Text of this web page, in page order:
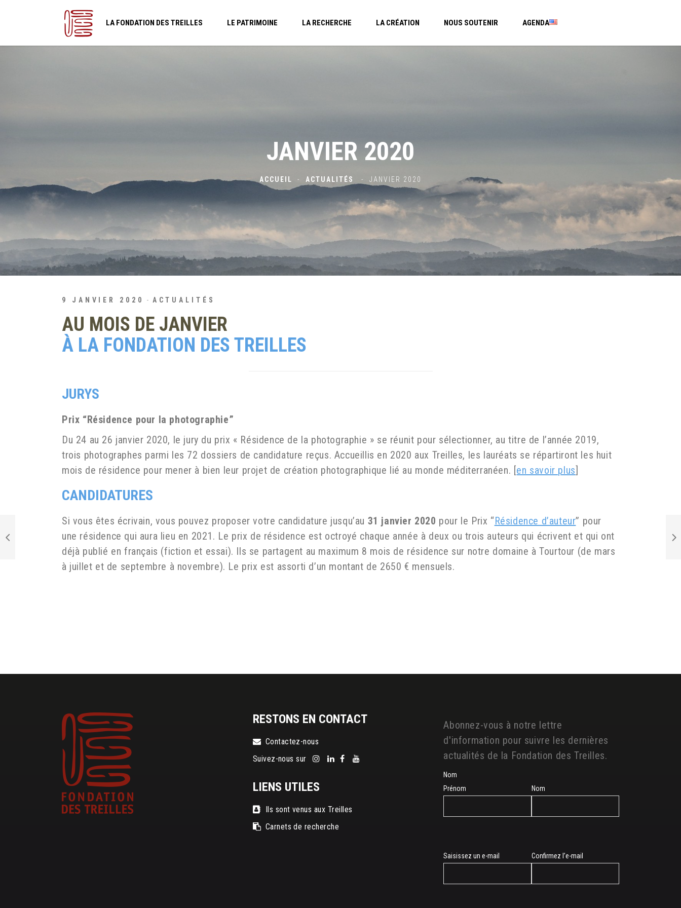
LA FONDATION DES TREILLES LE PATRIMOINE LA RECHERCHE LA CRÉATION NOUS SOUTENIR AGENDA
JANVIER 2020
ACCUEIL - ACTUALITÉS - JANVIER 2020
9 JANVIER 2020 ACTUALITÉS
AU MOIS DE JANVIER
À LA FONDATION DES TREILLES
JURYS
Prix “Résidence pour la photographie”
Du 24 au 26 janvier 2020, le jury du prix « Résidence de la photographie » se réunit pour sélectionner, au titre de l’année 2019,
trois photographes parmi les 72 dossiers de candidature reçus. Accueillis en 2020 aux Treilles, les lauréats se répartiront les huit
mois de résidence pour mener à bien leur projet de création photographique lié au monde méditerranéen. [en savoir plus]
CANDIDATURES
Si vous êtes écrivain, vous pouvez proposer votre candidature jusqu’au 31 janvier 2020 pour le Prix “Résidence d’auteur” pour
une résidence qui aura lieu en 2021. Le prix de résidence est octroyé chaque année à deux ou trois auteurs qui écrivent et qui ont
déjà publié en français (fiction et essai). Ils se partagent au maximum 8 mois de résidence sur notre domaine à Tourtour (de mars
à juillet et de septembre à novembre). Le prix est assorti d’un montant de 2650 € mensuels.
RESTONS EN CONTACT
Contactez-nous
Suivez-nous sur
LIENS UTILES
Ils sont venus aux Treilles
Carnets de recherche
Abonnez-vous à notre lettre
d'information pour suivre les dernières
actualités de la Fondation des Treilles.
Nom
Prénom
Nom
E-
Saisissez un e-mail Confirmez l’e-mail